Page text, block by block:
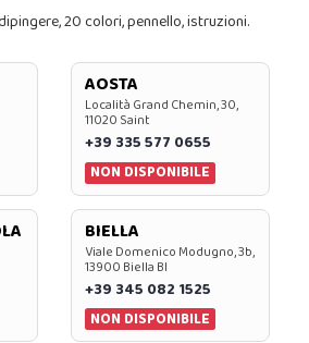
20 colori, pennello, istruzioni.
AOSTA
Località Grand Chemin, 30,
11020 Saint
+39 335 577 0655
NON DISPONIBILE
BIELLA
Viale Domenico Modugno, 3b,
13900 Biella BI
+39 345 082 1525
NON DISPONIBILE